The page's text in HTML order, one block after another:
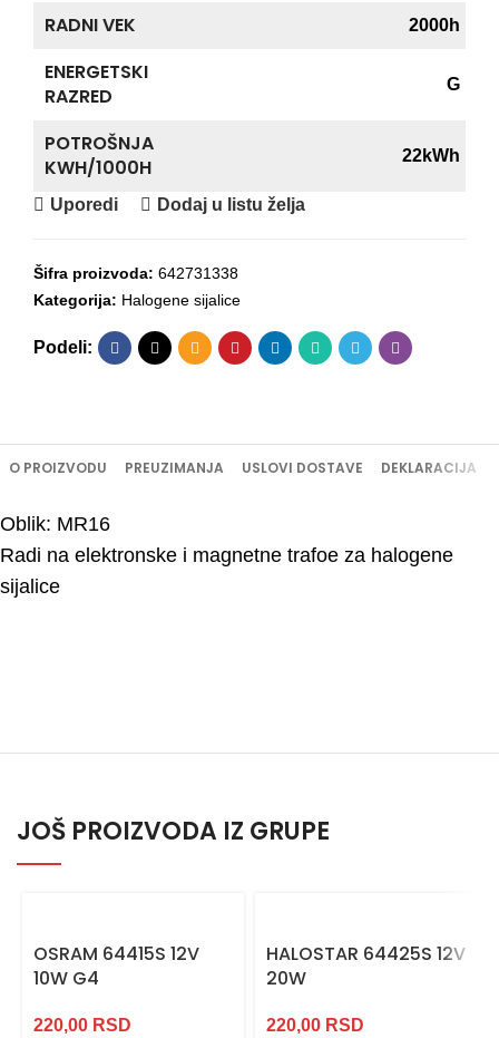
RADNI VEK 2000h
ENERGETSKI
RAZRED
G
POTROŠNJA
KWH/1000H
22kWh
Uporedi Dodaj u listu želja
Šifra proizvoda: 642731338
Kategorija: Halogene sijalice
Podeli:
O PROIZVODU PREUZIMANJA USLOVI DOSTAVE DEKLARACIJA
Oblik: MR16
Radi na elektronske i magnetne trafoe za halogene
sijalice
JOŠ PROIZVODA IZ GRUPE
OSRAM 64415S 12V
10W G4
220,00 RSD
HALOSTAR 64425S 12V
20W
220,00 RSD